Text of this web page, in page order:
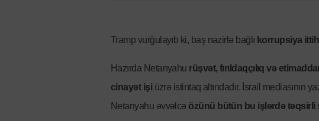
Tramp vurğulayıb ki, baş nazirlə bağlı korrupsiya
Hazırda Netanyahu rüşvət, fırıldaqçılıq və
cinayət işi üzrə istintaq altındadır. İsrail mediasının
Netanyahu əvvəlcə özünü bütün bu işlərdə təqsirli